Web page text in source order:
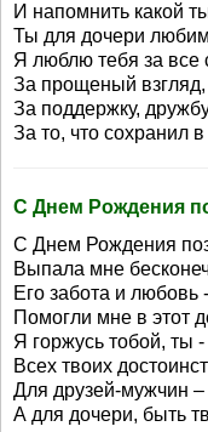
И напомнить какой
Ты для дочери
Я люблю тебя за все
За прощеный взгляд,
За поддержку,
За то, что сохранил
С Днем Рождения
С Днем Рождения
Выпала мне
Его забота и
Помогли мне в этот
Я горжусь тобой, ты
Всех твоих
Для друзей-мужчин
А для дочери, быть